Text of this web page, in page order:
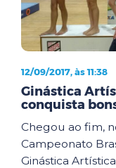
12/09/2017, às 11:38
Ginástica
conquista
Chegou ao fim,
Campeonato
Ginástica